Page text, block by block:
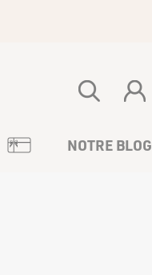
Votre panier est vide
NOTRE BLOG